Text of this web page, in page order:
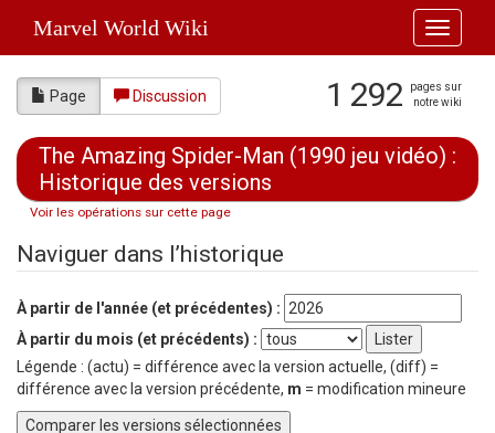
Toggle
Marvel World Wiki
Page Discussion 1 292
pages sur
notre wiki
The Amazing Spider-Man (1990 jeu vidéo) :
Historique des versions
Voir les opérations sur cette page
Naviguer dans l’historique
À partir de l'année (et précédentes) :
À partir du mois (et précédents) :
Légende : (actu) = différence avec la version actuelle, (diff) =
différence avec la version précédente, m = modification mineure